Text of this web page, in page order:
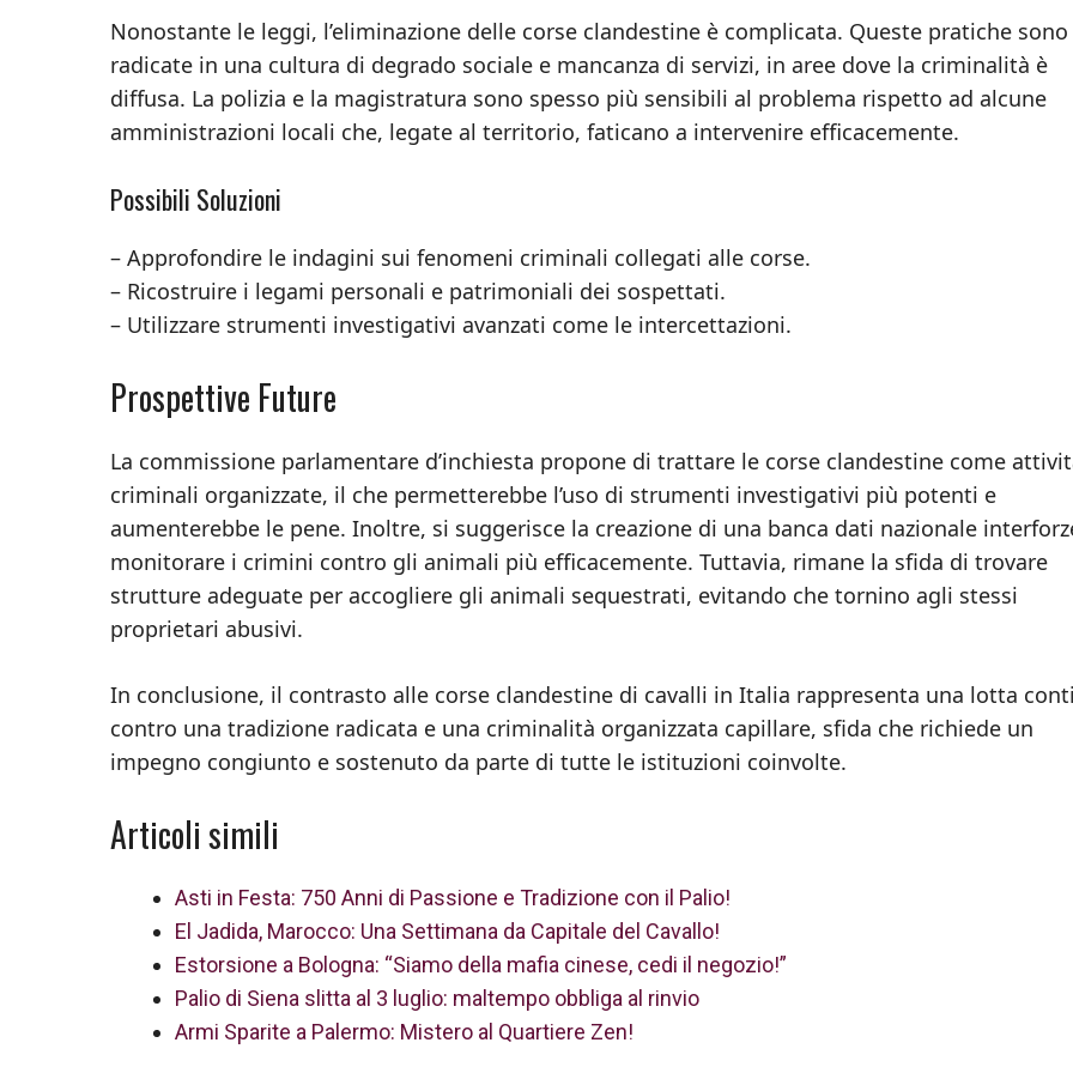
Nonostante le leggi, l’eliminazione delle corse clandestine è complicata. Queste pratiche sono
radicate in una cultura di degrado sociale e mancanza di servizi, in aree dove la criminalità è
diffusa. La polizia e la magistratura sono spesso più sensibili al problema rispetto ad alcune
amministrazioni locali che, legate al territorio, faticano a intervenire efficacemente.
Possibili Soluzioni
– Approfondire le indagini sui fenomeni criminali collegati alle corse.
– Ricostruire i legami personali e patrimoniali dei sospettati.
– Utilizzare strumenti investigativi avanzati come le intercettazioni.
Prospettive Future
La commissione parlamentare d’inchiesta propone di trattare le corse clandestine come
criminali organizzate, il che permetterebbe l’uso di strumenti investigativi più potenti e
aumenterebbe le pene. Inoltre, si suggerisce la creazione di una banca dati nazionale
monitorare i crimini contro gli animali più efficacemente. Tuttavia, rimane la sfida di trovare
strutture adeguate per accogliere gli animali sequestrati, evitando che tornino agli stessi
proprietari abusivi.
In conclusione, il contrasto alle corse clandestine di cavalli in Italia rappresenta una lotta
contro una tradizione radicata e una criminalità organizzata capillare, sfida che richiede un
impegno congiunto e sostenuto da parte di tutte le istituzioni coinvolte.
Articoli simili
Asti in Festa: 750 Anni di Passione e Tradizione con il Palio!
El Jadida, Marocco: Una Settimana da Capitale del Cavallo!
Estorsione a Bologna: “Siamo della mafia cinese, cedi il negozio!”
Palio di Siena slitta al 3 luglio: maltempo obbliga al rinvio
Armi Sparite a Palermo: Mistero al Quartiere Zen!